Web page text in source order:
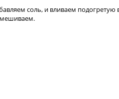
соль, и вливаем подогретую